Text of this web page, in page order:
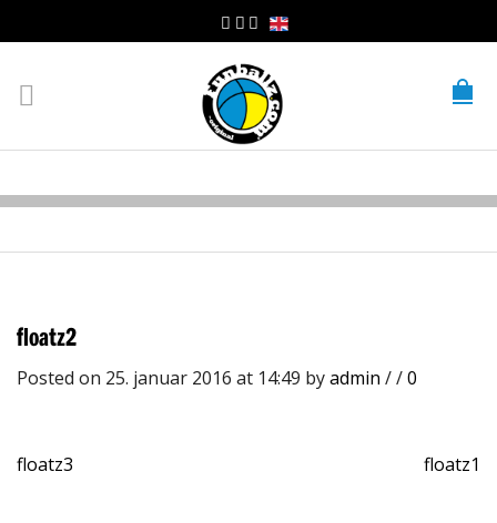
floatz2
Posted on 25. januar 2016 at 14:49 byadmin //0
floatz3 floatz1